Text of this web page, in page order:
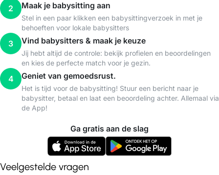
2 Maak je babysitting aan
Stel in een paar klikken een babysittingverzoek in met je
behoeften voor lokale babysitters
3 Vind babysitters & maak je keuze
Jij hebt altijd de controle: bekijk profielen en beoordelingen
en kies de perfecte match voor je gezin.
4 Geniet van gemoedsrust.
Het is tijd voor de babysitting! Stuur een bericht naar je
babysitter, betaal en laat een beoordeling achter. Allemaal via
de App!
Ga gratis aan de slag
Veelgestelde vragen